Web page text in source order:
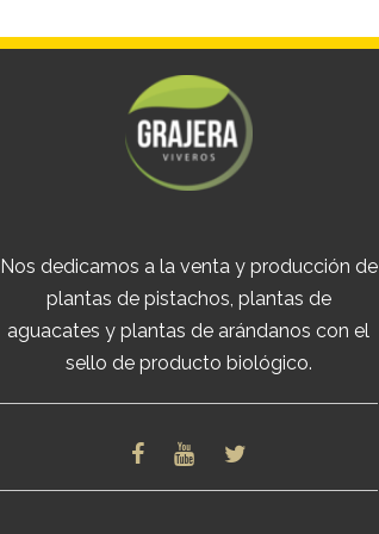
Nos dedicamos a la venta y producción de
plantas de pistachos, plantas de
aguacates y plantas de arándanos con el
sello de producto biológico.